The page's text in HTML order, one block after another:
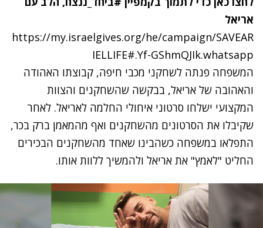
אריאל
https://my.israelgives.org/he/campaign/SAVEAR
IELLIFE#.Yf-GShmQJIk.whatsapp
המשפחה פנתה לשחקני מכבי חיפה, קבוצתו האהודה
והאהובה של אריאל, בבקשה שהשחקנים והצוות
המקצועי ישלחו סרטוני איחולי החלמה לאריאל. לאחר
שקיבלו את הסרטונים מהשחקנים ואף מהמאמן ברק בכר,
התפלאו במשפחה כשהבינו שאחד מהשחקנים הבכירים
החליט "לאמץ" את אריאל ולהמשיך ללוות אותו.
נתקלנו בבעיה
נסה שוב